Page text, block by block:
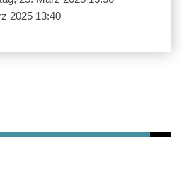
2025 13:40